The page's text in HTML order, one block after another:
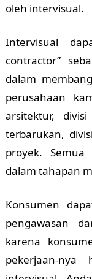
oleh intervisual.
Intervisual
contractor”
dalam
perusahaan
arsitektur,
terbarukan,
proyek.
dalam tahapan
Konsumen
pengawasan
karena
pekerjaan-